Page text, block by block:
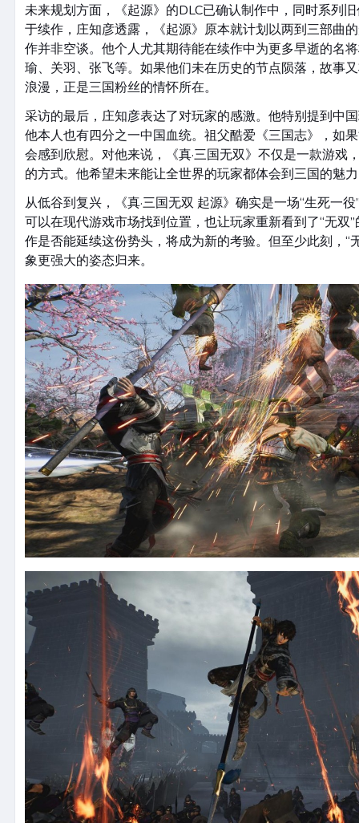
未来规划方面，《起源》的DLC已确认制作中，同时系列
于续作，庄知彦透露，《起源》原本就计划以两到三部曲
作并非空谈。他个人尤其期待能在续作中为更多早逝的名
瑜、关羽、张飞等。如果他们未在历史的节点陨落，故事
浪漫，正是三国粉丝的情怀所在。
采访的最后，庄知彦表达了对玩家的感激。他特别提到中
他本人也有四分之一中国血统。祖父酷爱《三国志》，如
会感到欣慰。对他来说，《真·三国无双》不仅是一款游戏
的方式。他希望未来能让全世界的玩家都体会到三国的魅
从低谷到复兴，《真·三国无双 起源》确实是一场“生死一
可以在现代游戏市场找到位置，也让玩家重新看到了“无双
作是否能延续这份势头，将成为新的考验。但至少此刻，“
象更强大的姿态归来。